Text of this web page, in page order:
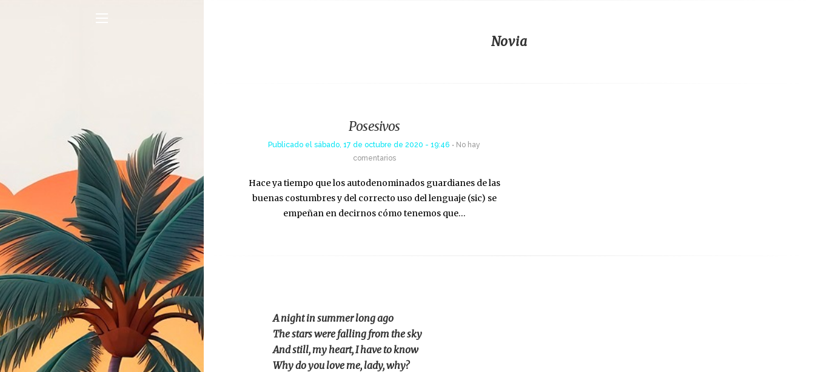
Novia
Posesivos
Publicado elsábado, 17 de octubre de 2020 - 19:46
No hay
comentarios
Hace ya tiempo que los autodenominados guardianes de las
buenas costumbres y del correcto uso del lenguaje (sic) se
empeñan en decirnos cómo tenemos que…
A night in summer long ago
The stars were falling from the sky
And still, my heart, I have to know
Why do you love me, lady, why?